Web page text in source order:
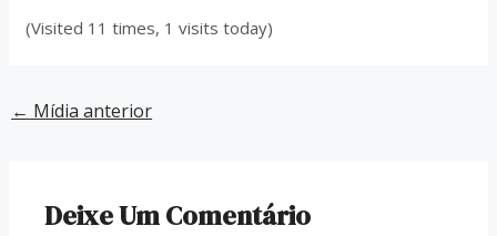
(Visited 11 times, 1 visits today)
← Mídia anterior
Deixe Um Comentário